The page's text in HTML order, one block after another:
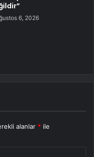
6, 2026
alanlar * ile